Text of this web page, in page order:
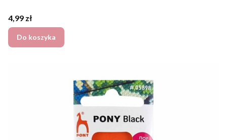
Cena
4,99 zł
Do koszyka